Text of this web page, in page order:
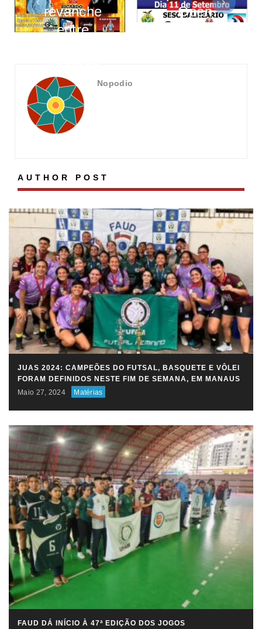
revanche
entre
Open
Nopodio
AUTHOR POST
JUAS 2024: CAMPEÕES DO FUTSAL, BASQUETE E VÔLEI
FORAM DEFINIDOS NESTE FIM DE SEMANA, EM MANAUS
Maio 27, 2024
Matérias
FAUD DÁ INÍCIO À 47ª EDIÇÃO DOS JOGOS